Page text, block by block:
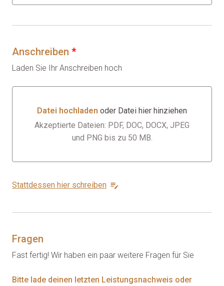
Anschreiben *
Laden Sie Ihr Anschreiben hoch
Datei hochladen oder Datei hier hinziehen
Datei hochladen oder Datei hier hinziehen
Akzeptierte Dateien: PDF, DOC, DOCX, JPEG
und PNG bis zu 50 MB.
Stattdessen hier schreiben
Fragen
Fast fertig! Wir haben ein paar weitere Fragen für Sie
Bitte lade deinen letzten Leistungsnachweis oder